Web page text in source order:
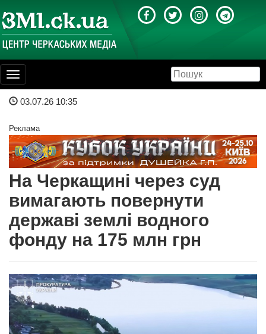
Toggle
navigation
03.07.26 10:35
Реклама
На Черкащині через суд
вимагають повернути
державі землі водного
фонду на 175 млн грн